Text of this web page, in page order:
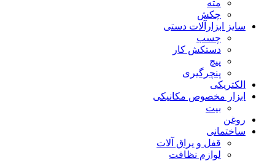
مته
چکش
سایز ابزارآلات دستی
چسب
دستکش کار
پیچ
پنچرگیری
الکتریکی
ابزار مخصوص مکانیکی
بیت
روغن
ساختمانی
قفل و یراق آلات
لوازم نظافت